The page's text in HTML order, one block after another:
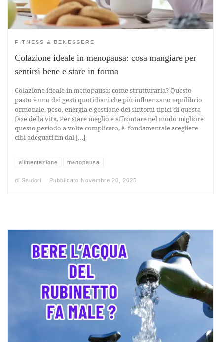
FITNESS & BENESSERE
Colazione ideale in menopausa: cosa mangiare per
sentirsi bene e stare in forma
Colazione ideale in menopausa: come strutturarla? Questo
pasto è uno dei gesti quotidiani che più influenzano equilibrio
ormonale, peso, energia e gestione dei sintomi tipici di questa
fase della vita. Per stare meglio e affrontare nel modo migliore
questo periodo a volte complicato, è fondamentale scegliere
cibi adeguati fin dal […]
alimentazione menopausa
di Saidori Pubblicato Novembre 20, 2025